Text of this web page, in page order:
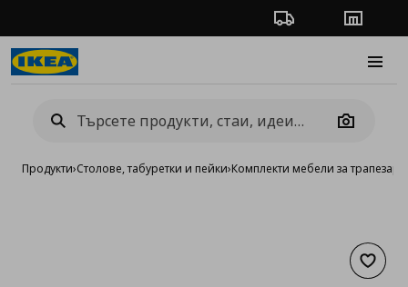
Проследяване на
Camera
Продукти›Столове, табуретки и пейки›Комплекти мебели за